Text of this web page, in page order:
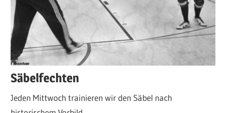
Säbelfechten
Jeden Mittwoch trainieren wir den Säbel nach